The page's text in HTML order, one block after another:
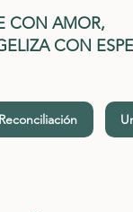
CON AMOR,
CON
Reconciliación